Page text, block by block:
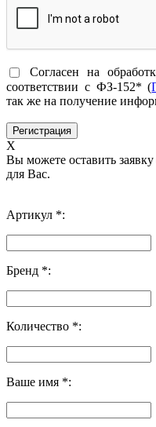
Согласен на
соответствии с ФЗ-152* (
так же на получение
X
Вы можете оставить
для Вас.
Артикул *:
Бренд *:
Количество *:
Ваше имя *: